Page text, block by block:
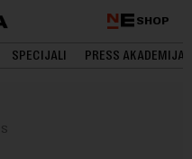
SHOP
SPECIJALI PRESS AKADEMIJA